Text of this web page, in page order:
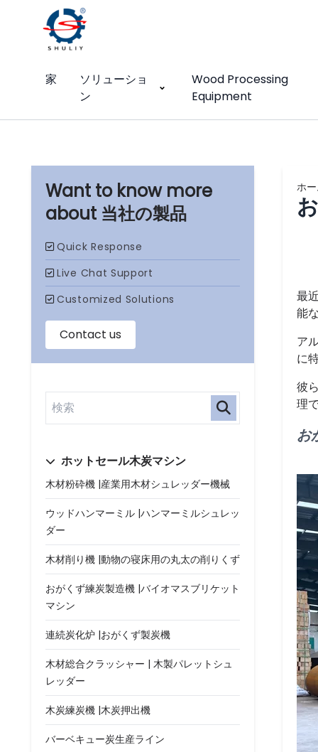
家
ソリューショ
ン
Wood Processing
Equipment
当社の製品
ホットセール木炭マシン
木材粉砕機 |産業用木材シュレッダー機械
ウッドハンマーミル |ハンマーミルシュレッ
ダー
木材削り機 |動物の寝床用の丸太の削りくず
おがくず練炭製造機 |バイオマスブリケット
マシン
連続炭化炉 |おがくず製炭機
木材総合クラッシャー | 木製パレットシュ
レッダー
木炭練炭機 |木炭押出機
バーベキュー炭生産ライン
ホ
最
能
ア
に
彼
理
お